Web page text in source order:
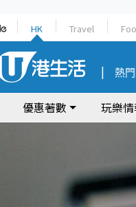
HK Travel
熱門
優惠著數 玩樂